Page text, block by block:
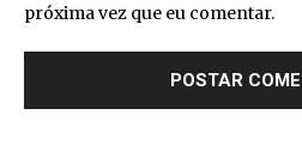
próxima vez que eu comentar.